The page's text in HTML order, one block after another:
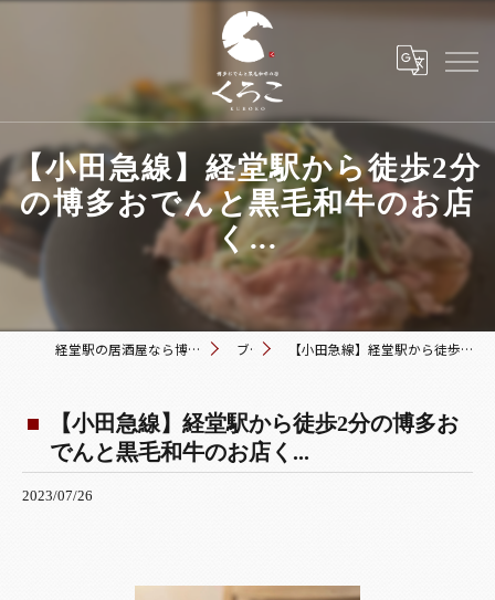
【小田急線】経堂駅から徒歩2分
の博多おでんと黒毛和牛のお店
く...
経堂駅の居酒屋なら博多おでんと黒毛和牛の店 くろこ ブログ 【小田急線】経堂駅から徒歩2分の博多おでんと黒毛和牛のお店く...
【小田急線】経堂駅から徒歩2分の博多お
でんと黒毛和牛のお店く...
2023/07/26